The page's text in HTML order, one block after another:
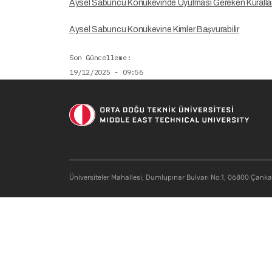
Aysel Sabuncu Konukevinde Uyulması Gereken
Aysel Sabuncu Konukevine Kimler Başvurabilir
Son Güncelleme
19/12/2025 - 09:56
Üniversiteler Mahallesi, Dumlupınar Bulvarı No:1, 06800